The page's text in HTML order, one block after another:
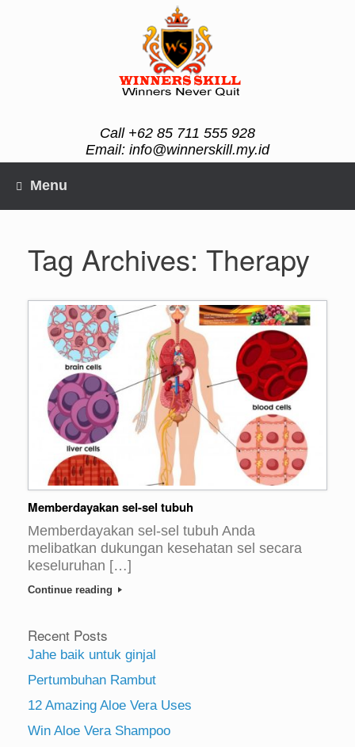
Call +62 85 711 555 928
Email: info@winnerskill.my.id
Menu
Tag Archives: Therapy
Memberdayakan sel-sel tubuh
Memberdayakan sel-sel tubuh Anda
melibatkan dukungan kesehatan sel secara
keseluruhan […]
Continue reading
Recent Posts
Jahe baik untuk ginjal
Pertumbuhan Rambut
12 Amazing Aloe Vera Uses
Win Aloe Vera Shampoo